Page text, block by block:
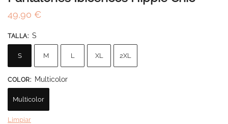
49,90 €
TALLA: S
S M L XL 2XL
COLOR: Multicolor
Multicolor
Limpiar